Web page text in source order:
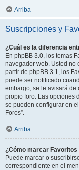
Arriba
Suscripciones y
¿Cuál es la diferencia
En phpBB 3.0, los temas
navegador web. Usted no
partir de phpBB 3.1, los
puede ser notificado
embargo, se le avisará de
propio foro. Las opciones
se pueden configurar en
Foros”.
Arriba
¿Cómo marcar
Puede marcar o
correspondiente en el